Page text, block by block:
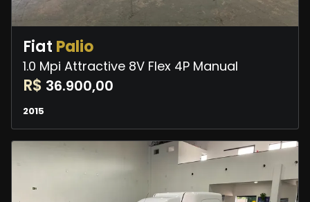
Fiat Palio
1.0 Mpi Attractive 8V Flex 4P Manual
R$ 36.900,00
2015